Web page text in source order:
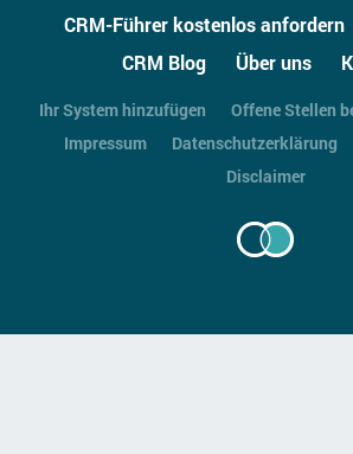
CRM-Führer kostenlos anfordern
CRM Blog
Über uns
Ihr System hinzufügen
Offene Stellen
Impressum
Datenschutzerklärung
Disclaimer